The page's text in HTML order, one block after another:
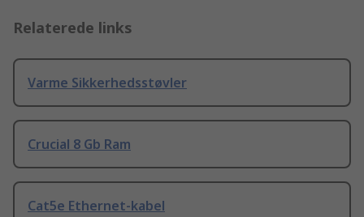
Relaterede links
Varme Sikkerhedsstøvler
Crucial 8 Gb Ram
Cat5e Ethernet-kabel